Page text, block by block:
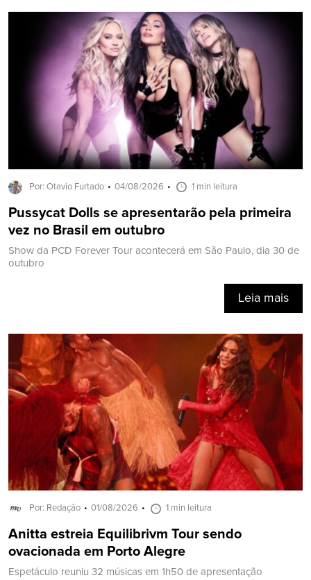
Por: Otavio Furtado 04/08/2026 1 min leitura
Pussycat Dolls se apresentarão pela primeira
vez no Brasil em outubro
Show da PCD Forever Tour acontecerá em São Paulo, dia 30 de
outubro
Leia mais
Por: Redação 01/08/2026 1 min leitura
Anitta estreia Equilibrivm Tour sendo
ovacionada em Porto Alegre
Espetáculo reuniu 32 músicas em 1h50 de apresentação